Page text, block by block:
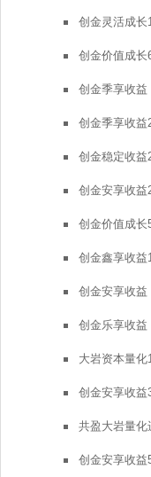
创金灵活成长
创金价值成长
创金季享收益
创金季享收益
创金稳定收益
创金安享收益
创金价值成长
创金鑫享收益
创金安享收益
创金乐享收益
大岩资本量化
创金安享收益
共盈大岩量化
创金安享收益